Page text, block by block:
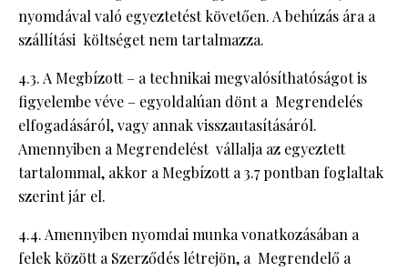
nyomdával való egyeztetést követően. A behúzás ára a
szállítási költséget nem tartalmazza.
4.3. A Megbízott – a technikai megvalósíthatóságot is
figyelembe véve – egyoldalúan dönt a Megrendelés
elfogadásáról, vagy annak visszautasításáról.
Amennyiben a Megrendelést vállalja az egyeztett
tartalommal, akkor a Megbízott a 3.7 pontban foglaltak
szerint jár el.
4.4. Amennyiben nyomdai munka vonatkozásában a
felek között a Szerződés létrejön, a Megrendelő a